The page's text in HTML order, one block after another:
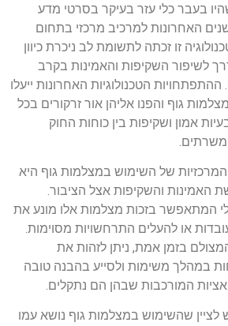
בעבר כלי עזר בעיקר בסרטי מדע
האחרונות למרכיב מרכזי בתחום
זו זכתה לתשומת לב ניכרת כיוון
לשיפור השקיפות והאמינות בקרב
ההתפתחויות הטכנולוגיות האחרונות ייעלו
גוף והפנו אליהן אור זרקורים בכל
אמון ושקיפות בין כוחות החוק
של השימוש במצלמות גוף היא
האמינות והשקיפות אצל הציבור.
המתאפשר בזכות מצלמות אלו מונע את
או להעלים התרחשויות מסוימות.
בזמן אמת, ניתן לזהות את
במהלך משימות ולסייע בהבנה טובה
המורכבות שבהן הם נתקלים.
לציין שהשימוש במצלמות גוף נושא עמו